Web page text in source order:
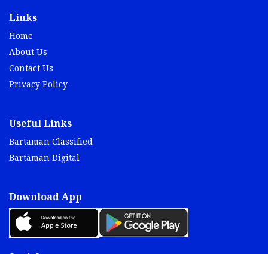
Links
Home
About Us
Contact Us
Privacy Policy
Useful Links
Bartaman Classified
Bartaman Digital
Download App